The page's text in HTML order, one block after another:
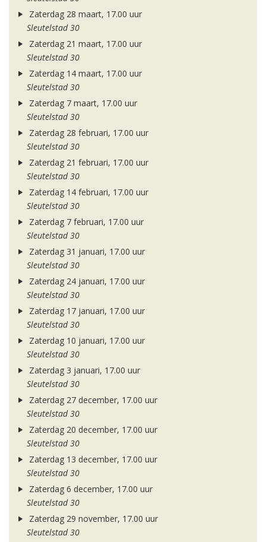
Zaterdag 28 maart, 17.00 uur
Sleutelstad 30
Zaterdag 21 maart, 17.00 uur
Sleutelstad 30
Zaterdag 14 maart, 17.00 uur
Sleutelstad 30
Zaterdag 7 maart, 17.00 uur
Sleutelstad 30
Zaterdag 28 februari, 17.00 uur
Sleutelstad 30
Zaterdag 21 februari, 17.00 uur
Sleutelstad 30
Zaterdag 14 februari, 17.00 uur
Sleutelstad 30
Zaterdag 7 februari, 17.00 uur
Sleutelstad 30
Zaterdag 31 januari, 17.00 uur
Sleutelstad 30
Zaterdag 24 januari, 17.00 uur
Sleutelstad 30
Zaterdag 17 januari, 17.00 uur
Sleutelstad 30
Zaterdag 10 januari, 17.00 uur
Sleutelstad 30
Zaterdag 3 januari, 17.00 uur
Sleutelstad 30
Zaterdag 27 december, 17.00 uur
Sleutelstad 30
Zaterdag 20 december, 17.00 uur
Sleutelstad 30
Zaterdag 13 december, 17.00 uur
Sleutelstad 30
Zaterdag 6 december, 17.00 uur
Sleutelstad 30
Zaterdag 29 november, 17.00 uur
Sleutelstad 30